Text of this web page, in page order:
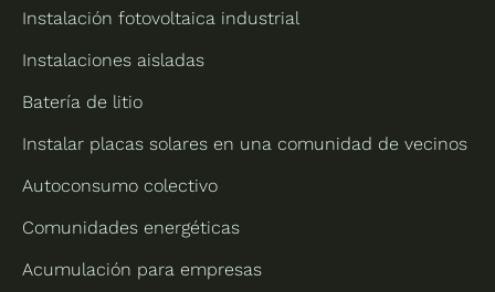
Instalación fotovoltaica industrial
Instalaciones aisladas
Batería de litio
Instalar placas solares en una comunidad de vecinos
Autoconsumo colectivo
Comunidades energéticas
Acumulación para empresas